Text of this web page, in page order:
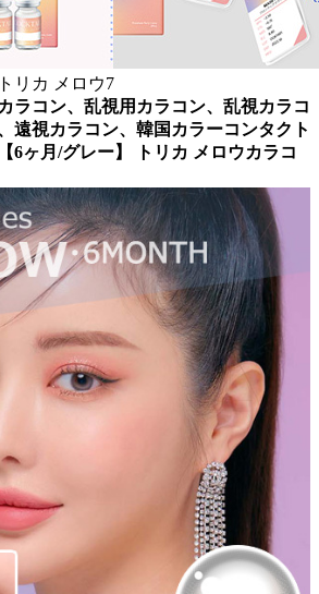
ラコン、乱視用カラコン、乱視カラコ
遠視カラコン、韓国カラーコンタクト
6ヶ月/グレー】 トリカ メロウカラコ